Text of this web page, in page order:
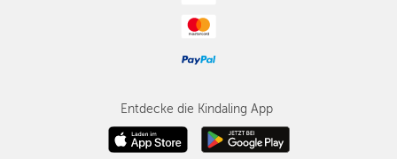
Entdecke die Kindaling App